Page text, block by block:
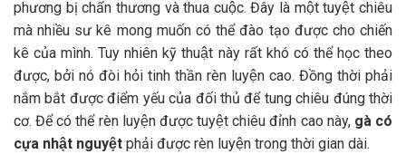
phương bị chấn thương và thua cuộc. Đây là một tuyệt chiêu
mà nhiều sư kê mong muốn có thể đào tạo được cho chiến
kê của mình. Tuy nhiên kỹ thuật này rất khó có thể học theo
được, bởi nó đòi hỏi tinh thần rèn luyện cao. Đồng thời phải
nắm bắt được điểm yếu của đối thủ để tung chiêu đúng thời
cơ. Để có thể rèn luyện được tuyệt chiêu đỉnh cao này, gà có
cựa nhật nguyệt phải được rèn luyện trong thời gian dài.